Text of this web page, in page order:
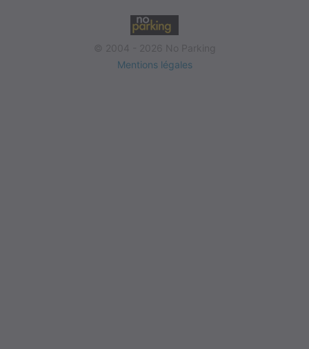
© 2004 - 2026 No Parking
Mentions légales